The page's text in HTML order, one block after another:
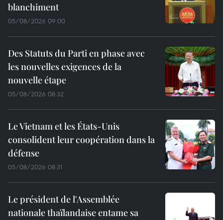
blanchiment
05/08/2026 09:00
Des Statuts du Parti en phase avec
les nouvelles exigences de la
nouvelle étape
05/08/2026 08:32
Le Vietnam et les États-Unis
consolident leur coopération dans la
défense
05/08/2026 08:31
Le président de l'Assemblée
nationale thaïlandaise entame sa